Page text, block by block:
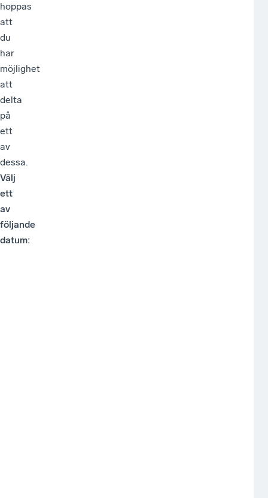
hoppas
att
du
har
möjlighet
att
delta
på
ett
av
dessa.
Välj
ett
av
följande
datum: